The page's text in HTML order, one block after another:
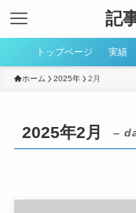
記
トップページ 実績
ホーム 2025年 2月
2025年2月 –